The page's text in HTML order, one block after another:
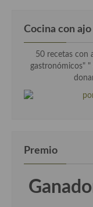
Cocina con
50 recetas con
gastronómicos" "
Premio